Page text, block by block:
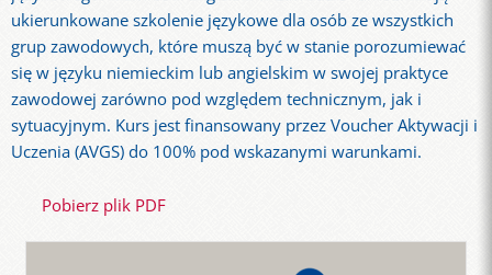
ukierunkowane szkolenie językowe dla osób ze wszystkich
grup zawodowych, które muszą być w stanie porozumiewać
się w języku niemieckim lub angielskim w swojej praktyce
zawodowej zarówno pod względem technicznym, jak i
sytuacyjnym. Kurs jest finansowany przez Voucher Aktywacji i
Uczenia (AVGS) do 100% pod wskazanymi warunkami.
Pobierz plik PDF